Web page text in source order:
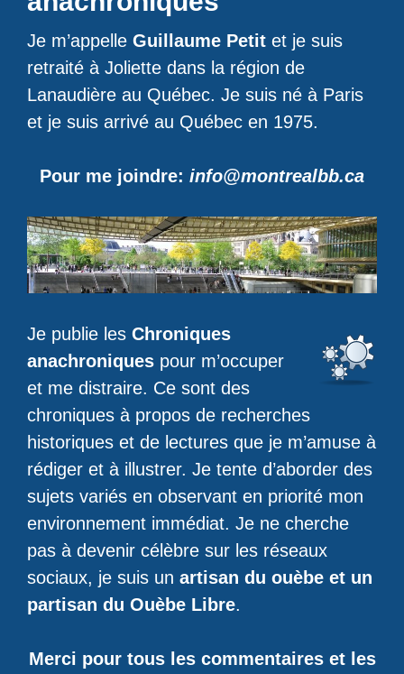
Je m’appelle Guillaume Petit et je suis
retraité à Joliette dans la région de
Lanaudière au Québec. Je suis né à Paris
et je suis arrivé au Québec en 1975.
Pour me joindre: info@montrealbb.ca
Je publie les Chroniques
anachroniques pour m’occuper
et me distraire. Ce sont des
chroniques à propos de recherches
historiques et de lectures que je m’amuse à
rédiger et à illustrer. Je tente d’aborder des
sujets variés en observant en priorité mon
environnement immédiat. Je ne cherche
pas à devenir célèbre sur les réseaux
sociaux, je suis un artisan du ouèbe et un
partisan du Ouèbe Libre.
Merci pour tous les commentaires et les